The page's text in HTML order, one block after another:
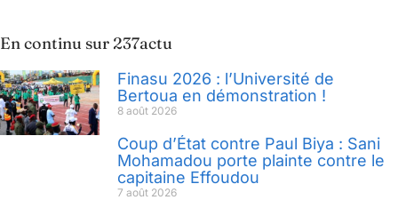
En continu sur 237actu
Finasu 2026 : l’Université de
Bertoua en démonstration !
8 août 2026
Coup d’État contre Paul Biya : Sani
Mohamadou porte plainte contre le
capitaine Effoudou
7 août 2026